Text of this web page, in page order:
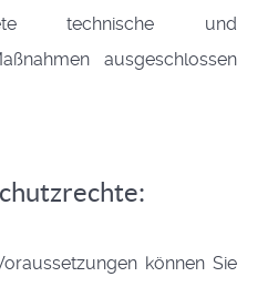
technische und
ausgeschlossen
können Sie